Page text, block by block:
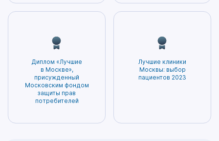
Диплом «Лучшие
в Москве»,
присужденный
Московским фондом
защиты прав
потребителей
Лучшие клиники
Москвы: выбор
пациентов 2023